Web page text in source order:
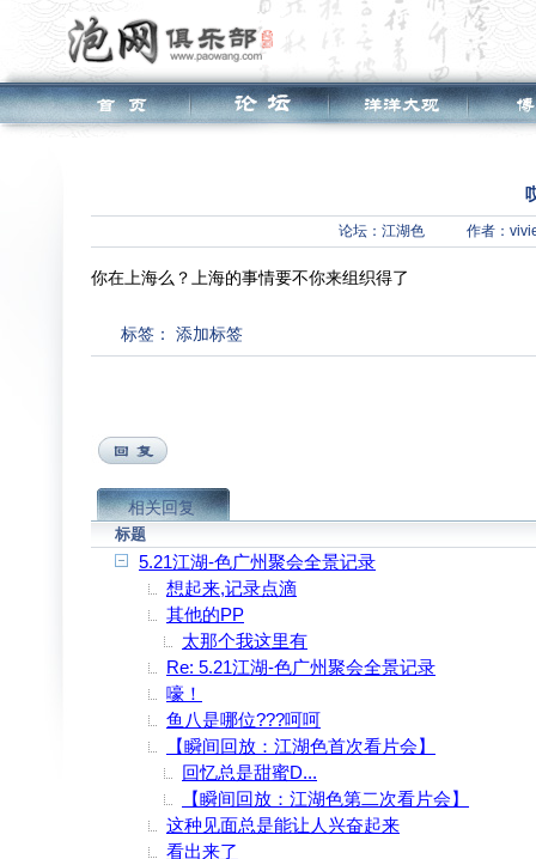
论坛： 江湖色 作者：
你在上海么？上海的事情要不你来组织得了
标签： 添加标签
相关回复
标题
5.21江湖-色广州聚会全景记录
想起来,记录点滴
其他的PP
太那个我这里有
Re: 5.21江湖-色广州聚会全景记录
嚎！
鱼八是哪位???呵呵
【瞬间回放：江湖色首次看片会】
回忆总是甜蜜D...
【瞬间回放：江湖色第二次看片会】
这种见面总是能让人兴奋起来
看出来了